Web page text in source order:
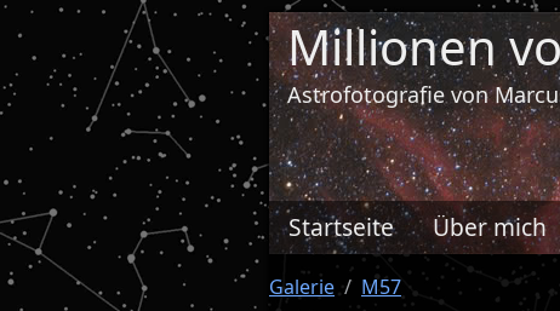
Millionen
Astrofotografie von
Startseite Über mich
Galerie M57